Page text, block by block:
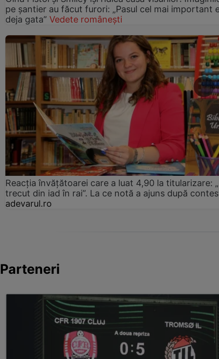
pe șantier au făcut furori: „Pasul cel mai important
deja gata” Vedete românești
Reacția învățătoarei care a luat 4,90 la titularizare:
trecut din iad în rai”. La ce notă a ajuns după
adevarul.ro
Parteneri